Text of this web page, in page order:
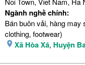
Ngành nghề chính:
Bán buôn vải, hàng may
clothing, footwear)
Xã Hòa Xá, Huyện